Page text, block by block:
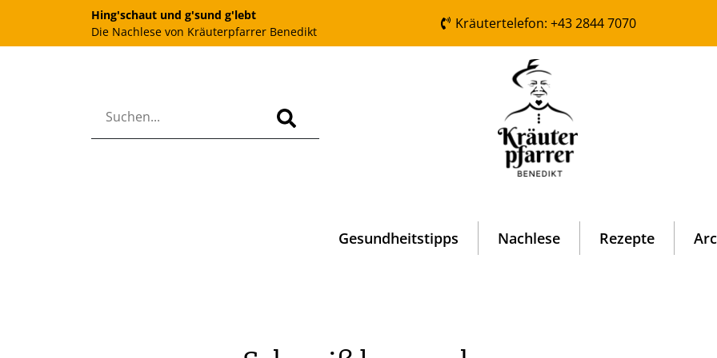
Hing'schaut und g'sund g'lebt
Die Nachlese von Kräuterpfarrer Benedikt
Kräutertelefon: +43 2844 7070
Gesundheitstipps Nachlese Rezepte